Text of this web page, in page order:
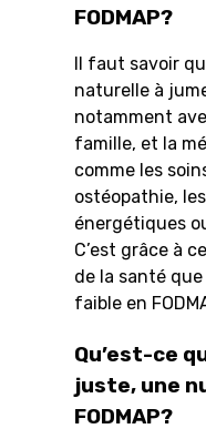
FODMAP?
Il faut savoir
naturelle à
notamment
famille, et la
comme les
ostéopathie,
énergétiques
C’est grâce à
de la santé que
faible en
Qu’est-ce
juste, une
FODMAP?